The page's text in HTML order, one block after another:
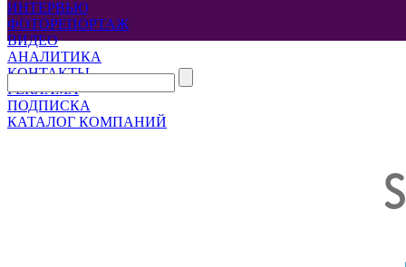
ИНТЕРВЬЮ
ФОТОРЕПОРТАЖ
ВИДЕО
АНАЛИТИКА
КОНТАКТЫ
РЕКЛАМА
ПОДПИСКА
КАТАЛОГ КОМПАНИЙ